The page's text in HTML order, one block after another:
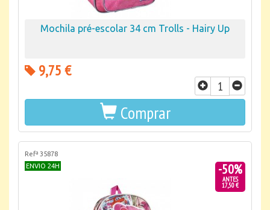
Mochila pré-escolar 34 cm Trolls - Hairy Up
9,75 €
Comprar
Refª 35878
ENVIO 24H
-50%
ANTES
17,50 €